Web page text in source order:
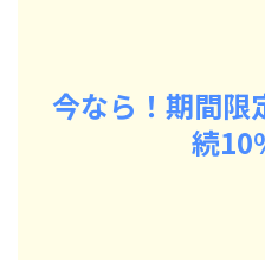
今なら！期間限
続